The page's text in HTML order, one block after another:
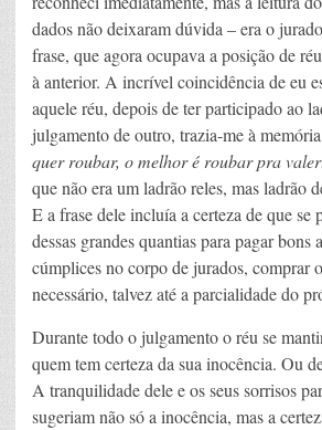
dados não deixaram dúvida – era o
frase, que agora ocupava a posição de
à anterior. A incrível coincidência de eu
aquele réu, depois de ter participado ao
julgamento de outro, trazia-me à
quer roubar, o melhor é roubar pra
que não era um ladrão reles, mas ladrão
E a frase dele incluía a certeza de que se
dessas grandes quantias para pagar bons
cúmplices no corpo de jurados, comprar
necessário, talvez até a parcialidade do
Durante todo o julgamento o réu se
quem tem certeza da sua inocência. Ou
A tranquilidade dele e os seus sorrisos
sugeriam não só a inocência, mas a